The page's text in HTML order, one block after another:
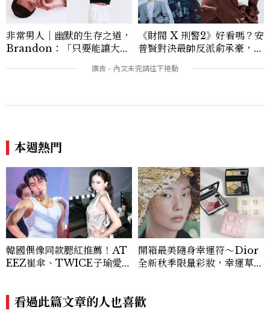
非常男人｜幽默的生存之道，
Brandon：「只要能讓大家
讓敵人成為朋友。」
《財閥 X 刑警2》好看嗎？安
普賢對決最帥反派俞承豪，鄭
卡，用錢輾壓罪犯的陳利手回
本週熱門
韓國偶像同款腮紅推薦！AT
EEZ崔傘、TWICE子瑜愛用
開箱最美隨身幸運符～Dior
全新秋季限量彩妝，幸運草圖
就沒了！
看過此篇文章的人也喜歡